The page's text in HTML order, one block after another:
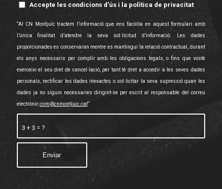
Accepte les condicions d’ús i la política de privacitat
“Al CN Montjuïc tractem l’informació que ens facilita en aquest formulari amb
l’única finalitat d’atendre la seva sol·licitud d’informació. Les dades
proporcionades es conservaran mentre es mantingui la relació contractual, durant
els anys necessaris per complir amb les obligacions legals, o fins que vostè
exerceixi el seu dret de cancel·lació, per tant té dret a accedir a les seves dades
personals, rectificar les dades inexactes o sol·licitar la seva supressió quan les
dades ja no siguin necessaries dirigint-se per escrit al responsable del correu
electròniccnm@cnmontjuic.cat“.
3 + 3 = ?